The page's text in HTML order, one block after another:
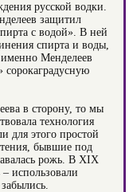
русской водки.
защитил
с водой». В ней
спирта и воды,
именно Менделеев
в сторону, то мы
технология
для этого простой
бывшие под
рожь. В XIX
использовали